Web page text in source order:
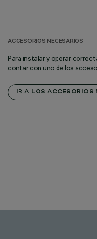
ACCESORIOS NECESARIOS
Para instalar y operar
contar con uno de los
IR A LOS ACCESORIOS